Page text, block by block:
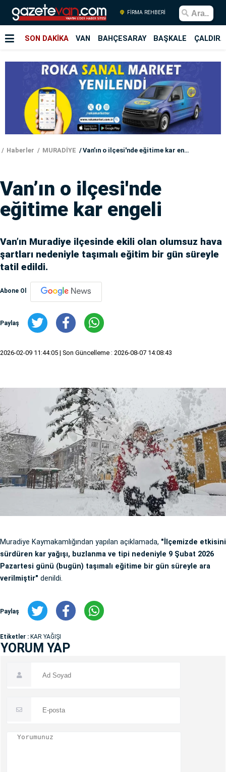
FİRMA REHBERİ
SON DAKİKA VAN BAHÇESARAY BAŞKALE
Haberler MURADİYE Van’ın o ilçesi'nde eğitime kar engeli
Van’ın o ilçesi'nde
eğitime kar engeli
Van’ın Muradiye ilçesinde ekili olan olumsuz hava
şartları nedeniyle taşımalı eğitim bir gün süreyle
tatil edildi.
Abone Ol
Paylaş
2026-02-09 11:44:05 | Son Güncelleme : 2026-08-07 14:08:43
Muradiye Kaymakamlığından yapılan açıklamada, "İlçemizde etkisini
sürdüren kar yağışı, buzlanma ve tipi nedeniyle 9 Şubat 2026
Pazartesi günü (bugün) taşımalı eğitime bir gün süreyle ara
verilmiştir" denildi.
Paylaş
Etiketler : KAR YAĞIŞI
YORUM YAP